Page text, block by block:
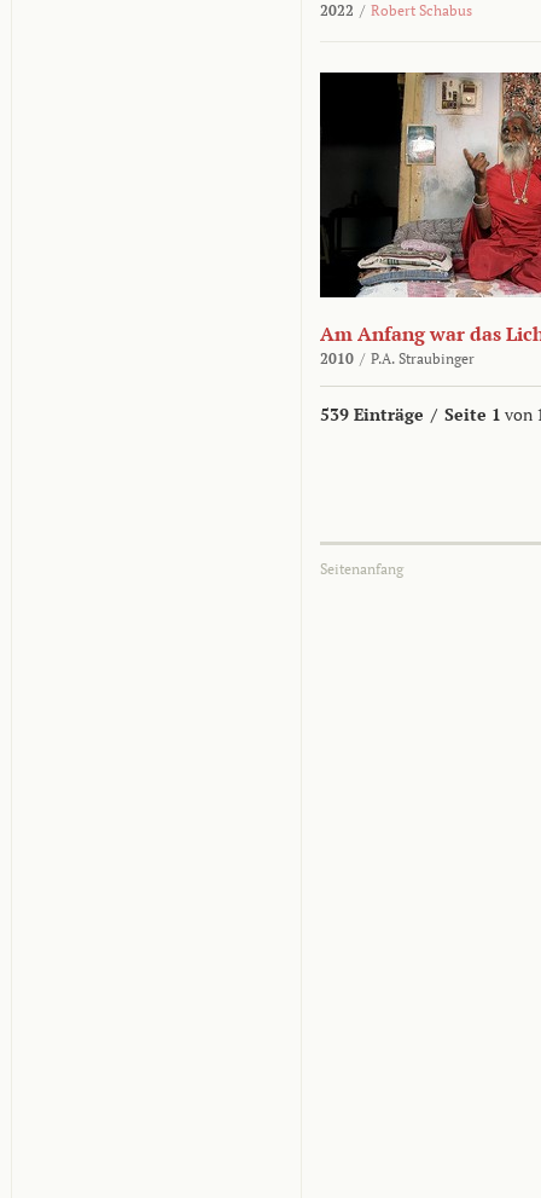
2022 / Robert Schabus
Am Anfang war das
2010 / P.A. Straubinger
539 Einträge / Seite 1 von
Seitenanfang